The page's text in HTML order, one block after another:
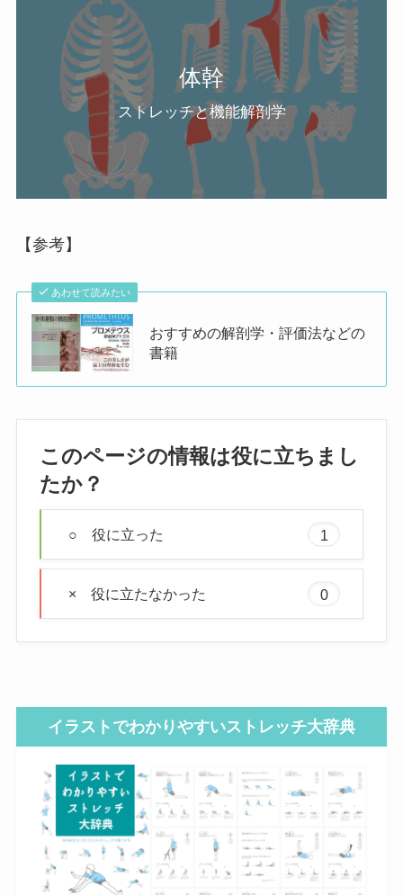
ストレッチと機能解剖学
体幹
ストレッチと機能解剖学
【参考】
あわせて読みたい
おすすめの解剖学・評価法などの
書籍
このページの情報は役に立ちまし
たか？
○ 役に立った 1
× 役に立たなかった 0
イラストでわかりやすいストレッチ大辞典